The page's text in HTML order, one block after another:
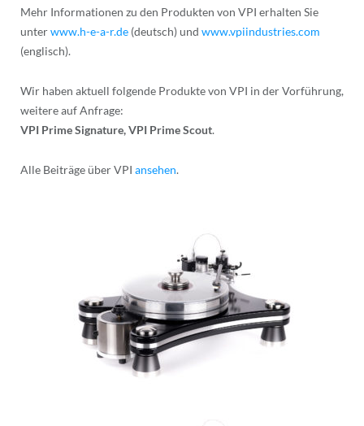
Mehr Informationen zu den Produkten von VPI erhalten Sie
unterwww.h-e-a-r.de(deutsch) und www.vpiindustries.com
(englisch).
Wir haben aktuell folgende Produkte von VPI in der Vorführung,
weitere auf Anfrage:
VPI Prime Signature, VPI Prime Scout.
Alle Beiträge über VPI ansehen.